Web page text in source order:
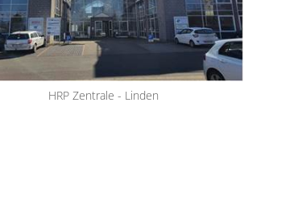
HRP Zentrale - Linden